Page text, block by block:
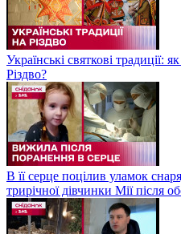
Українські святкові традиції:
Різдво?
В її серце поцілив уламок
трирічної дівчинки Мії після